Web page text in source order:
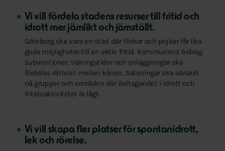
Vi vill fördela stadens resurser till fritid och
idrott mer jämlikt och jämställt.
Göteborg ska vara en stad där flickor och pojkar får lika
goda möjligheter till en aktiv fritid. Kommunens bidrag,
subventioner, träningstider och anläggningar ska
fördelas rättvist mellan könen. Satsningar ska särskilt
nå grupper och områden där deltagandet i idrott och
fritidsaktiviteter är lågt.
Vi vill skapa fler platser för spontanidrott,
lek och rörelse.